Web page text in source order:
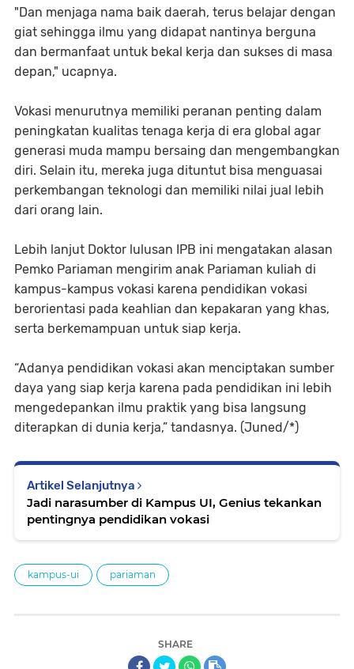
"Dan menjaga nama baik daerah, terus belajar dengan
giat sehingga ilmu yang didapat nantinya berguna
dan bermanfaat untuk bekal kerja dan sukses di masa
depan," ucapnya.
Vokasi menurutnya memiliki peranan penting dalam
peningkatan kualitas tenaga kerja di era global agar
generasi muda mampu bersaing dan mengembangkan
diri. Selain itu, mereka juga dituntut bisa menguasai
perkembangan teknologi dan memiliki nilai jual lebih
dari orang lain.
Lebih lanjut Doktor lulusan IPB ini mengatakan alasan
Pemko Pariaman mengirim anak Pariaman kuliah di
kampus-kampus vokasi karena pendidikan vokasi
berorientasi pada keahlian dan kepakaran yang khas,
serta berkemampuan untuk siap kerja.
“Adanya pendidikan vokasi akan menciptakan sumber
daya yang siap kerja karena pada pendidikan ini lebih
mengedepankan ilmu praktik yang bisa langsung
diterapkan di dunia kerja,” tandasnya. (Juned/*)
Artikel Selanjutnya
Jadi narasumber di Kampus UI, Genius tekankan
pentingnya pendidikan vokasi
kampus-ui pariaman
SHARE